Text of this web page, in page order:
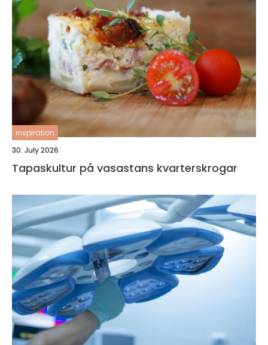
inspiration
30. July 2026
Tapaskultur på vasastans kvarterskrogar